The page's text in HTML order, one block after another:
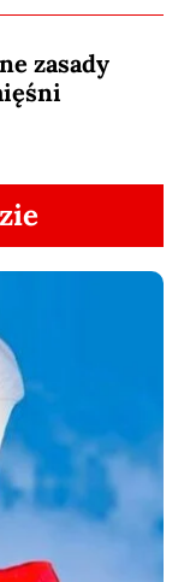
zasady